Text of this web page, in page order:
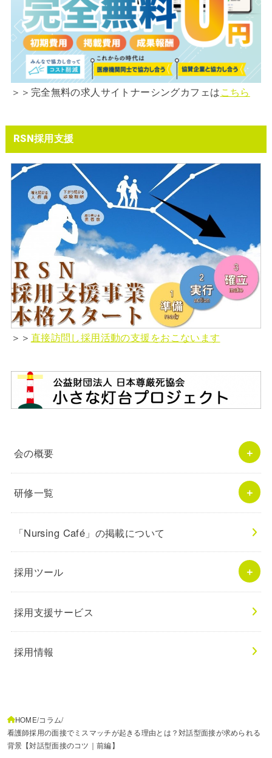
＞＞完全無料の求人サイトナーシングカフェはこちら
RSN採用支援
＞＞ 直接訪問し採用活動の支援をおこないます
会の概要
研修一覧
「Nursing Café」の掲載について
採用ツール
採用支援サービス
採用情報
HOME コラム
看護師採用の面接でミスマッチが起きる理由とは？対話型面接が求められる
背景【対話型面接のコツ｜前編】